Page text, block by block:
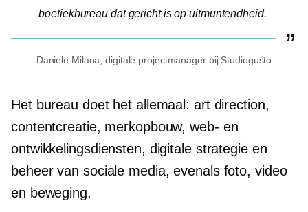
boetiekbureau dat gericht is op uitmuntendheid.
Daniele Milana, digitale projectmanager bij Studiogusto
Het bureau doet het allemaal: art direction,
contentcreatie, merkopbouw, web- en
ontwikkelingsdiensten, digitale strategie en
beheer van sociale media, evenals foto, video
en beweging.